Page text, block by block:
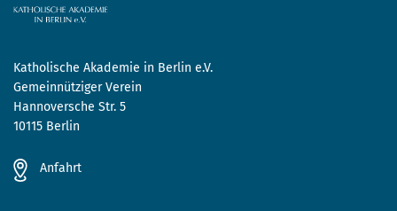
Katholische Akademie in Berlin e.V.
Gemeinnütziger Verein
Hannoversche Str. 5
10115 Berlin
Anfahrt